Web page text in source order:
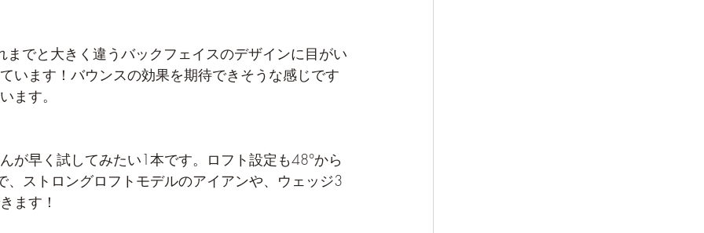
でと大きく違うバックフェイスのデザインに目がい
います！バウンスの効果を期待できそうな感じです
ます。
が早く試してみたい1本です。ロフト設定も48°から
、ストロングロフトモデルのアイアンや、ウェッジ3
ます！